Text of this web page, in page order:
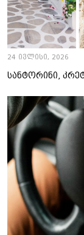
24 ივლისი, 2026
სანტორინი,